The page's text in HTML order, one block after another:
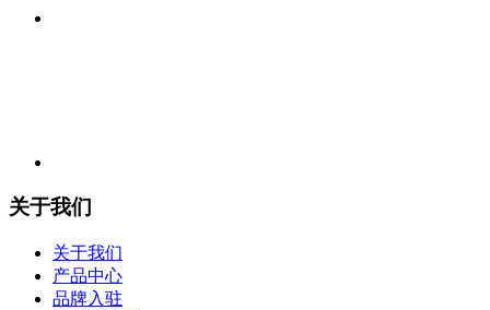
关于我们
关于我们
产品中心
品牌入驻